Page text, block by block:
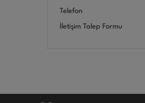
Telefon
İletişim Talep Formu